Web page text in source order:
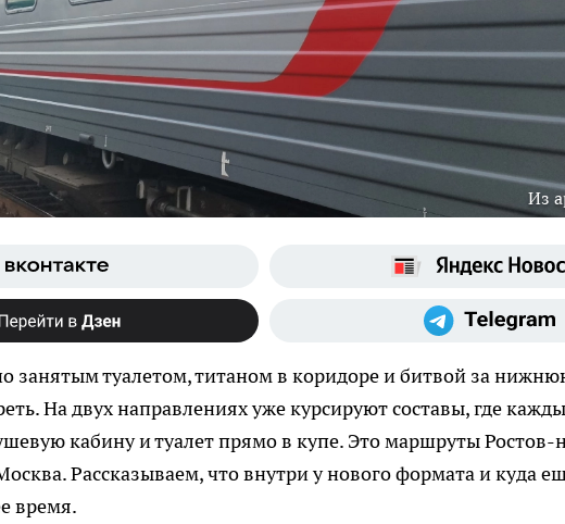
Из
занятым туалетом, титаном в коридоре и битвой за
На двух направлениях уже курсируют составы, где
кабину и туалет прямо в купе. Это маршруты
Рассказываем, что внутри у нового формата и куда
время.